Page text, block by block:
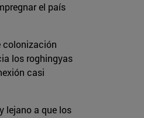
el país
colonización
los roghingyas
casi
lejano a que los